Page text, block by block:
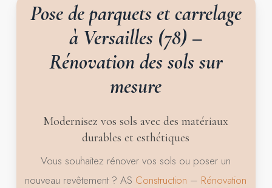
Posedeparquetsetcarrelage
à Versailles (78) –
Rénovationdessolssur
mesure
Modernisez vos sols avec des matériaux
durables et esthétiques
Vous souhaitez rénover vos sols ou poser un
nouveau revêtement ? AS Construction – Rénovation